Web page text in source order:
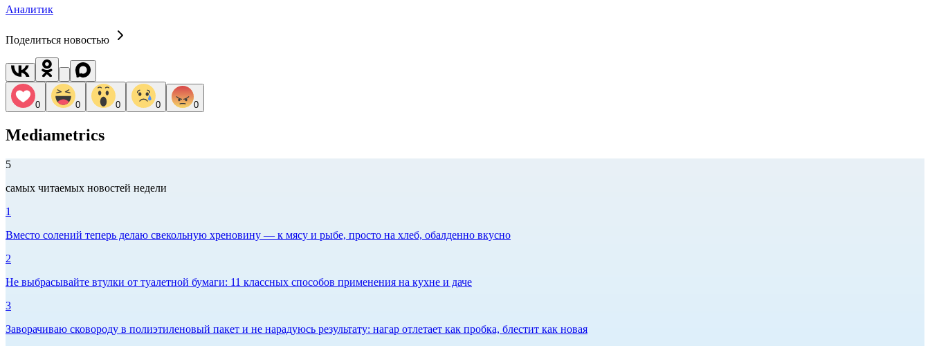
Аналитик
Поделиться новостью
0 0 0 0 0
Mediametrics
5
самых читаемых новостей недели
1
Вместо солений теперь делаю свекольную хреновину — к мясу и рыбе, просто на хлеб, обалденно вкусно
2
Не выбрасывайте втулки от туалетной бумаги: 11 классных способов применения на кухне и даче
3
Заворачиваю сковороду в полиэтиленовый пакет и не нарадуюсь результату: нагар отлетает как пробка, блестит как новая